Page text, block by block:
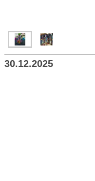
30.12.2025